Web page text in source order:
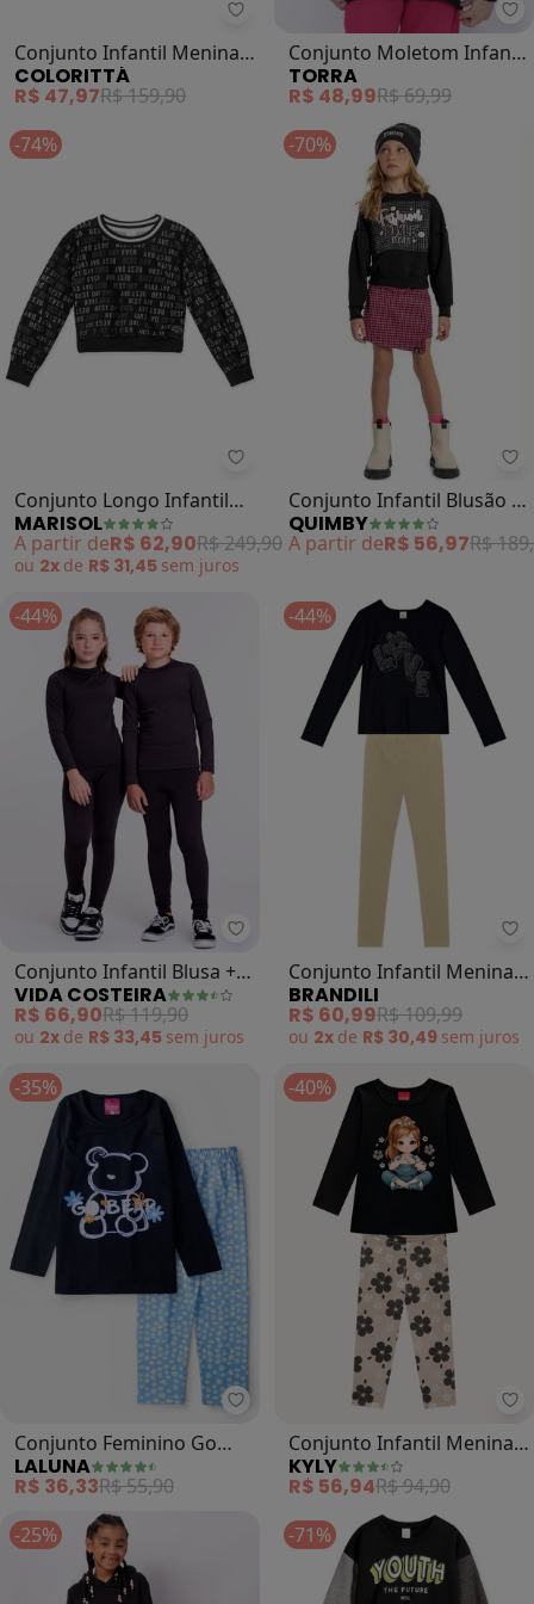
Colorittá - Conjunto Infantil
Conjunto Infantil Menina
Liso Metalizado (Preto)
COLORITTÁ
R$ 47,97R$ 159,90
Conjunto Moletom Infantil
Algodão (Preto)
TORRA
R$ 48,99R$ 69,99
-74%
Marisol - Conjunto Longo
Conjunto Longo Infantil
(Preto)
MARISOL
A partir deR$ 62,90R$ 249,90
ou 2x de R$ 31,45 sem juros
-70%
Conjunto Infantil Blusão e
Short Saia (Preto)
QUIMBY
A partir deR$ 56,97R$
-44%
Vida Costeira - Conjunto Infantil
Conjunto Infantil Blusa +
Calça Térmica (Preta)
VIDA COSTEIRA
R$ 66,90R$ 119,90
ou 2x de R$ 33,45 sem juros
-44%
Conjunto Infantil Menina
Floral (Preto)
BRANDILI
R$ 60,99R$ 109,99
ou 2x de R$ 30,49 sem juros
-35%
Laluna - Conjunto Feminino Go
Conjunto Feminino Go
Bear (Preto)
LALUNA
R$ 36,33R$ 55,90
-40%
Conjunto Infantil Menina
Estampa (Preto)
KYLY
R$ 56,94R$ 94,90
-25%
-71%